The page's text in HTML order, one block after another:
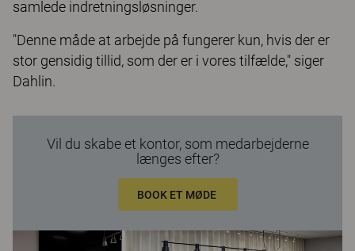
samlede indretningsløsninger.
"Denne måde at arbejde på fungerer kun, hvis der er
stor gensidig tillid, som der er i vores tilfælde," siger
Dahlin.
Vil du skabe et kontor, som medarbejderne
længes efter?
BOOK ET MØDE